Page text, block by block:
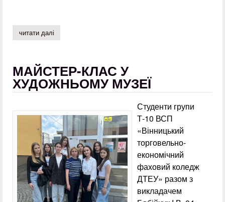
читати далі
МАЙСТЕР-КЛАС У
ХУДОЖНЬОМУ МУЗЕЇ
Студенти групи
Т-10 ВСП
«Вінницький
торговельно-
економічний
фаховий коледж
ДТЕУ» разом з
викладачем